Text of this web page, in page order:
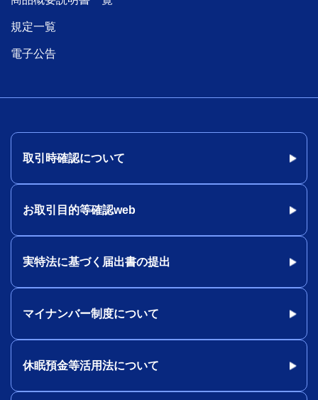
規定一覧
電子公告
取引時確認について
お取引目的等確認web
実特法に基づく届出書の提出
マイナンバー制度について
休眠預金等活用法について